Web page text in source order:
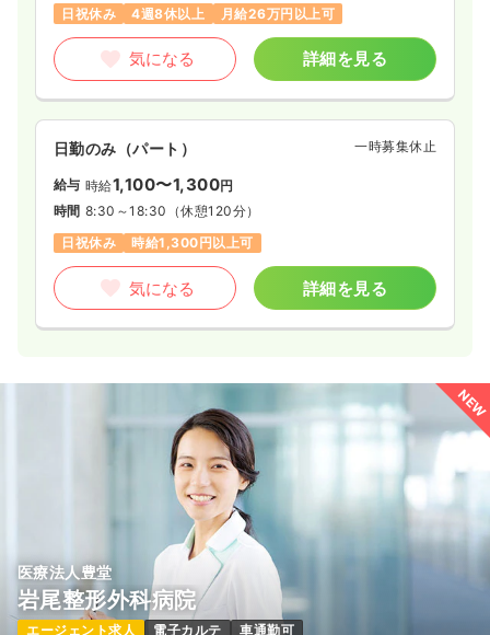
日祝休み
4週8休以上 月給26万円以上可
気になる 詳細を見る
日勤のみ（パート） 一時募集休止
給与 時給1,100〜1,300円
時間 8:30～18:30 （休憩120分）
日祝休み
時給1,300円以上可
気になる 詳細を見る
NEW
医療法人豊堂
岩尾整形外科病院
エージェント求人 電子カルテ 車通勤可